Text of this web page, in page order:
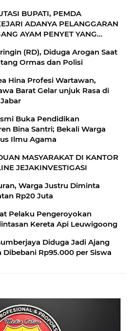
BUPATI, PEMDA
ADANYA PELANGGARAN
AYAM PENYET YANG
(RD), Diduga Arogan Saat
Ormas dan Polisi
Hina Profesi Wartawan,
Barat Gelar unjuk Rasa di
Buka Pendidikan
Bina Santri; Bekali Warga
Ilmu Agama
MASYARAKAT DI KANTOR
JEJAKINVESTIGASI
Warga Justru Diminta
Rp20 Juta
Pelaku Pengeroyokan
Kereta Api Leuwigoong
Diduga Jadi Ajang
Rp95.000 per Siswa